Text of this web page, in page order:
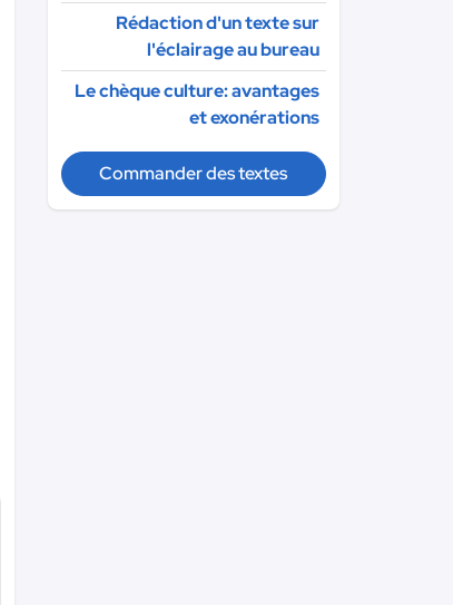
Rédaction d'un texte sur
l'éclairage au bureau
Le chèque culture: avantages
et exonérations
Commander des textes